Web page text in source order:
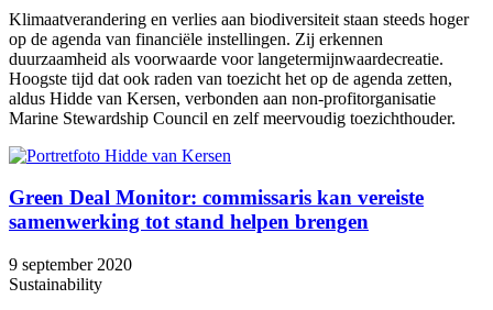
Klimaatverandering en verlies aan biodiversiteit staan steeds hoger
op de agenda van financiële instellingen. Zij erkennen
duurzaamheid als voorwaarde voor langetermijnwaardecreatie.
Hoogste tijd dat ook raden van toezicht het op de agenda zetten,
aldus Hidde van Kersen, verbonden aan non-profitorganisatie
Marine Stewardship Council en zelf meervoudig toezichthouder.
Green Deal Monitor: commissaris kan vereiste
samenwerking tot stand helpen brengen
9 september 2020
Sustainability